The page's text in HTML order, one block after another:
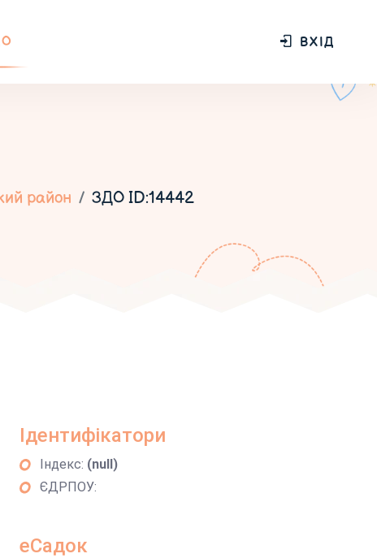
ВХІД
район ЗДО ID:14442
Ідентифікатори
Індекс: (null)
ЄДРПОУ:
еСадок